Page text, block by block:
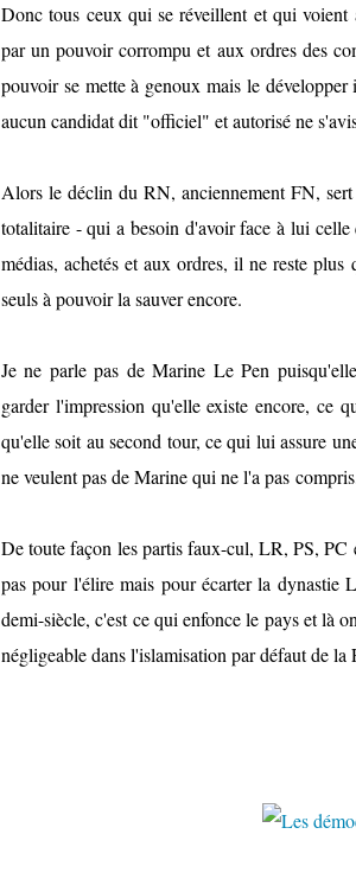
Donc tous ceux qui se réveillent et qui voient
par un pouvoir corrompu et aux ordres des
pouvoir se mette à genoux mais le
aucun candidat dit "officiel" et autorisé ne
Alors le déclin du RN, anciennement FN,
totalitaire - qui a besoin d'avoir face à lui
médias, achetés et aux ordres, il ne reste
seuls à pouvoir la sauver encore.
Je ne parle pas de Marine Le Pen
garder l'impression qu'elle existe encore, ce
qu'elle soit au second tour, ce qui lui assure
ne veulent pas de Marine qui ne l'a pas
De toute façon les partis faux-cul, LR, PS,
pas pour l'élire mais pour écarter la dynastie
demi-siècle, c'est ce qui enfonce le pays et là
négligeable dans l'islamisation par défaut de la